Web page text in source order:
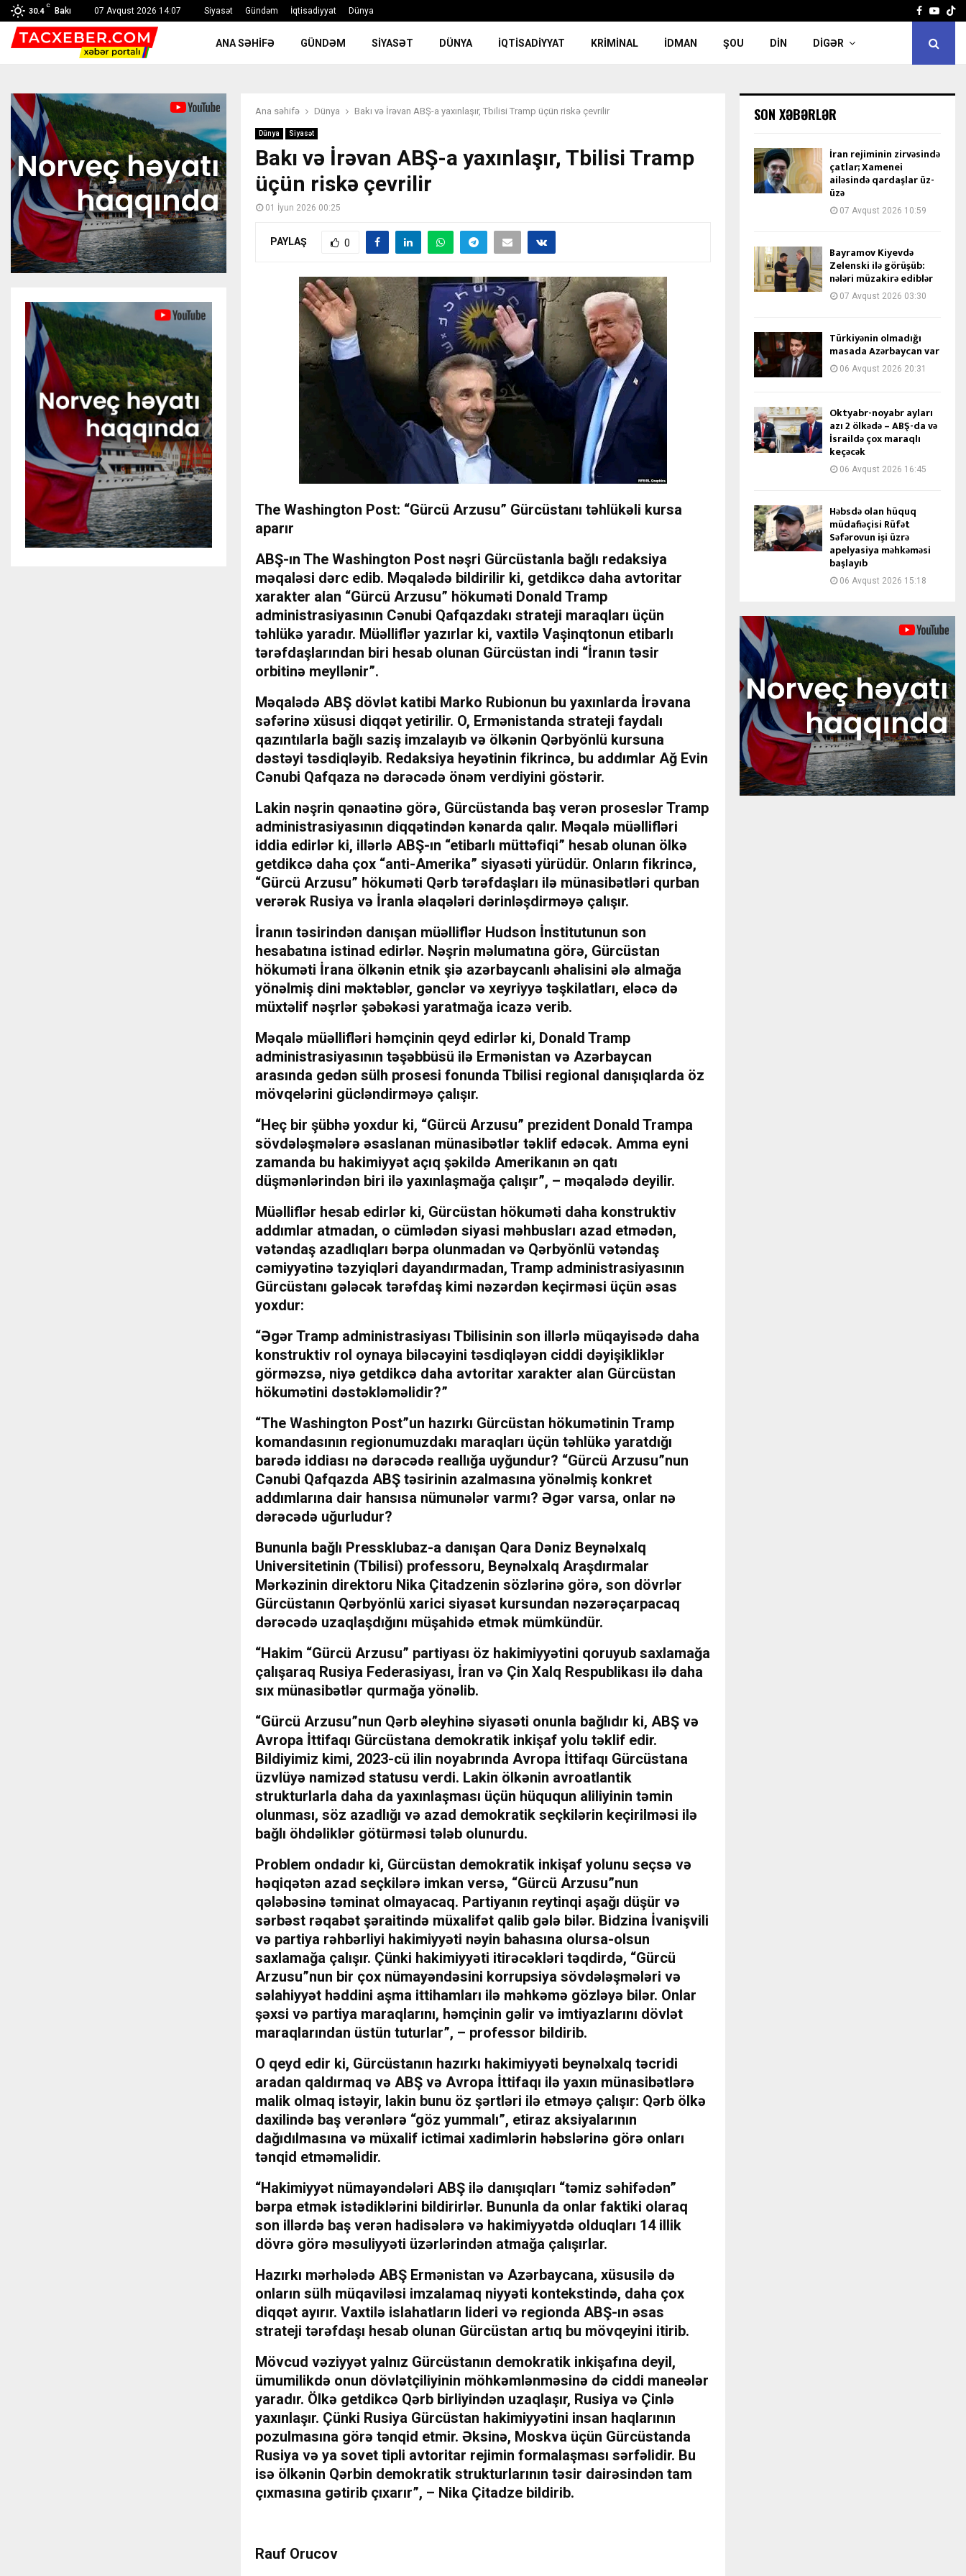
30.4
C
Bakı 07 Avqust 2026 14:07 Siyasət Gündəm İqtisadiyyat Dünya Facebook
ANA SƏHIFƏ GÜNDƏM SIYASƏT DÜNYA İQTISADIYYAT KRIMINAL İDMAN ŞOU DIN DIGƏR
Ana səhifə Dünya Bakı və İrəvan ABŞ-a yaxınlaşır, Tbilisi Tramp üçün riskə çevrilir
Dünya Siyasət
Bakı və İrəvan ABŞ-a yaxınlaşır, Tbilisi Tramp
üçün riskə çevrilir
01 İyun 2026 00:25
PAYLAŞ 0
The Washington Post: “Gürcü Arzusu” Gürcüstanı təhlükəli kursa
aparır
ABŞ-ın The Washington Post nəşri Gürcüstanla bağlı redaksiya
məqaləsi dərc edib. Məqalədə bildirilir ki, getdikcə daha avtoritar
xarakter alan “Gürcü Arzusu” hökuməti Donald Tramp
administrasiyasının Cənubi Qafqazdakı strateji maraqları üçün
təhlükə yaradır. Müəlliflər yazırlar ki, vaxtilə Vaşinqtonun etibarlı
tərəfdaşlarından biri hesab olunan Gürcüstan indi “İranın təsir
orbitinə meyllənir”.
Məqalədə ABŞ dövlət katibi Marko Rubionun bu yaxınlarda İrəvana
səfərinə xüsusi diqqət yetirilir. O, Ermənistanda strateji faydalı
qazıntılarla bağlı saziş imzalayıb və ölkənin Qərbyönlü kursuna
dəstəyi təsdiqləyib. Redaksiya heyətinin fikrincə, bu addımlar Ağ Evin
Cənubi Qafqaza nə dərəcədə önəm verdiyini göstərir.
Lakin nəşrin qənaətinə görə, Gürcüstanda baş verən proseslər Tramp
administrasiyasının diqqətindən kənarda qalır. Məqalə müəllifləri
iddia edirlər ki, illərlə ABŞ-ın “etibarlı müttəfiqi” hesab olunan ölkə
getdikcə daha çox “anti-Amerika” siyasəti yürüdür. Onların fikrincə,
“Gürcü Arzusu” hökuməti Qərb tərəfdaşları ilə münasibətləri qurban
verərək Rusiya və İranla əlaqələri dərinləşdirməyə çalışır.
İranın təsirindən danışan müəlliflər Hudson İnstitutunun son
hesabatına istinad edirlər. Nəşrin məlumatına görə, Gürcüstan
hökuməti İrana ölkənin etnik şiə azərbaycanlı əhalisini ələ almağa
yönəlmiş dini məktəblər, gənclər və xeyriyyə təşkilatları, eləcə də
müxtəlif nəşrlər şəbəkəsi yaratmağa icazə verib.
Məqalə müəllifləri həmçinin qeyd edirlər ki, Donald Tramp
administrasiyasının təşəbbüsü ilə Ermənistan və Azərbaycan
arasında gedən sülh prosesi fonunda Tbilisi regional danışıqlarda öz
mövqelərini gücləndirməyə çalışır.
“Heç bir şübhə yoxdur ki, “Gürcü Arzusu” prezident Donald Trampa
sövdələşmələrə əsaslanan münasibətlər təklif edəcək. Amma eyni
zamanda bu hakimiyyət açıq şəkildə Amerikanın ən qatı
düşmənlərindən biri ilə yaxınlaşmağa çalışır”, – məqalədə deyilir.
Müəlliflər hesab edirlər ki, Gürcüstan hökuməti daha konstruktiv
addımlar atmadan, o cümlədən siyasi məhbusları azad etmədən,
vətəndaş azadlıqları bərpa olunmadan və Qərbyönlü vətəndaş
cəmiyyətinə təzyiqləri dayandırmadan, Tramp administrasiyasının
Gürcüstanı gələcək tərəfdaş kimi nəzərdən keçirməsi üçün əsas
yoxdur:
“Əgər Tramp administrasiyası Tbilisinin son illərlə müqayisədə daha
konstruktiv rol oynaya biləcəyini təsdiqləyən ciddi dəyişikliklər
görməzsə, niyə getdikcə daha avtoritar xarakter alan Gürcüstan
hökumətini dəstəkləməlidir?”
“The Washington Post”un hazırkı Gürcüstan hökumətinin Tramp
komandasının regionumuzdakı maraqları üçün təhlükə yaratdığı
barədə iddiası nə dərəcədə reallığa uyğundur? “Gürcü Arzusu”nun
Cənubi Qafqazda ABŞ təsirinin azalmasına yönəlmiş konkret
addımlarına dair hansısa nümunələr varmı? Əgər varsa, onlar nə
dərəcədə uğurludur?
Bununla bağlı Pressklubaz-a danışan Qara Dəniz Beynəlxalq
Universitetinin (Tbilisi) professoru, Beynəlxalq Araşdırmalar
Mərkəzinin direktoru Nika Çitadzenin sözlərinə görə, son dövrlər
Gürcüstanın Qərbyönlü xarici siyasət kursundan nəzərəçarpacaq
dərəcədə uzaqlaşdığını müşahidə etmək mümkündür.
“Hakim “Gürcü Arzusu” partiyası öz hakimiyyətini qoruyub saxlamağa
çalışaraq Rusiya Federasiyası, İran və Çin Xalq Respublikası ilə daha
sıx münasibətlər qurmağa yönəlib.
“Gürcü Arzusu”nun Qərb əleyhinə siyasəti onunla bağlıdır ki, ABŞ və
Avropa İttifaqı Gürcüstana demokratik inkişaf yolu təklif edir.
Bildiyimiz kimi, 2023-cü ilin noyabrında Avropa İttifaqı Gürcüstana
üzvlüyə namizəd statusu verdi. Lakin ölkənin avroatlantik
strukturlarla daha da yaxınlaşması üçün hüququn aliliyinin təmin
olunması, söz azadlığı və azad demokratik seçkilərin keçirilməsi ilə
bağlı öhdəliklər götürməsi tələb olunurdu.
Problem ondadır ki, Gürcüstan demokratik inkişaf yolunu seçsə və
həqiqətən azad seçkilərə imkan versə, “Gürcü Arzusu”nun
qələbəsinə təminat olmayacaq. Partiyanın reytinqi aşağı düşür və
sərbəst rəqabət şəraitində müxalifət qalib gələ bilər. Bidzina İvanişvili
və partiya rəhbərliyi hakimiyyəti nəyin bahasına olursa-olsun
saxlamağa çalışır. Çünki hakimiyyəti itirəcəkləri təqdirdə, “Gürcü
Arzusu”nun bir çox nümayəndəsini korrupsiya sövdələşmələri və
səlahiyyət həddini aşma ittihamları ilə məhkəmə gözləyə bilər. Onlar
şəxsi və partiya maraqlarını, həmçinin gəlir və imtiyazlarını dövlət
maraqlarından üstün tuturlar”, – professor bildirib.
O qeyd edir ki, Gürcüstanın hazırkı hakimiyyəti beynəlxalq təcridi
aradan qaldırmaq və ABŞ və Avropa İttifaqı ilə yaxın münasibətlərə
malik olmaq istəyir, lakin bunu öz şərtləri ilə etməyə çalışır: Qərb ölkə
daxilində baş verənlərə “göz yummalı”, etiraz aksiyalarının
dağıdılmasına və müxalif ictimai xadimlərin həbslərinə görə onları
tənqid etməməlidir.
“Hakimiyyət nümayəndələri ABŞ ilə danışıqları “təmiz səhifədən”
bərpa etmək istədiklərini bildirirlər. Bununla da onlar faktiki olaraq
son illərdə baş verən hadisələrə və hakimiyyətdə olduqları 14 illik
dövrə görə məsuliyyəti üzərlərindən atmağa çalışırlar.
Hazırkı mərhələdə ABŞ Ermənistan və Azərbaycana, xüsusilə də
onların sülh müqaviləsi imzalamaq niyyəti kontekstində, daha çox
diqqət ayırır. Vaxtilə islahatların lideri və regionda ABŞ-ın əsas
strateji tərəfdaşı hesab olunan Gürcüstan artıq bu mövqeyini itirib.
Mövcud vəziyyət yalnız Gürcüstanın demokratik inkişafına deyil,
ümumilikdə onun dövlətçiliyinin möhkəmlənməsinə də ciddi maneələr
yaradır. Ölkə getdikcə Qərb birliyindən uzaqlaşır, Rusiya və Çinlə
yaxınlaşır. Çünki Rusiya Gürcüstan hakimiyyətini insan haqlarının
pozulmasına görə tənqid etmir. Əksinə, Moskva üçün Gürcüstanda
Rusiya və ya sovet tipli avtoritar rejimin formalaşması sərfəlidir. Bu
isə ölkənin Qərbin demokratik strukturlarının təsir dairəsindən tam
çıxmasına gətirib çıxarır”, – Nika Çitadze bildirib.
Rauf Orucov
SON XƏBƏRLƏR
İran rejiminin zirvəsində
çatlar; Xamenei
ailəsində qardaşlar üz-
üzə
07 Avqust 2026 10:59
Bayramov Kiyevdə
Zelenski ilə görüşüb:
nələri müzakirə ediblər
07 Avqust 2026 03:30
Türkiyənin olmadığı
masada Azərbaycan var
06 Avqust 2026 20:31
Oktyabr-noyabr ayları
azı 2 ölkədə – ABŞ-da və
İsraildə çox maraqlı
keçəcək
06 Avqust 2026 16:45
Həbsdə olan hüquq
müdafiəçisi Rüfət
Səfərovun işi üzrə
apelyasiya məhkəməsi
başlayıb
06 Avqust 2026 15:18